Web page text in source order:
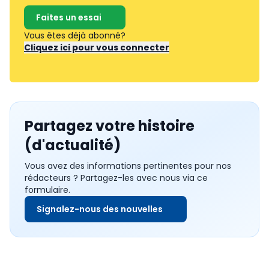
Faites un essai
Vous êtes déjà abonné?
Cliquez ici pour vous connecter
Partagez votre histoire
(d'actualité)
Vous avez des informations pertinentes pour nos
rédacteurs ? Partagez-les avec nous via ce
formulaire.
Signalez-nous des nouvelles